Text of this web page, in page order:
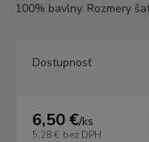
100% bavlny. Rozmery
Dostupnosť
6,50 €/ks
5,28 € bez DPH